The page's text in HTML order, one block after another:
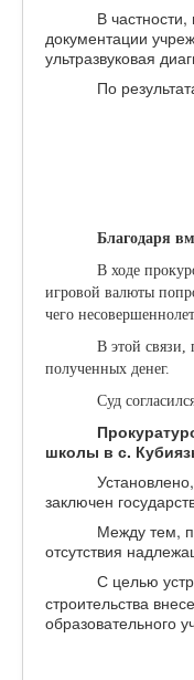
В
документации
ультразвуковая
По
Благодаря
В ходе
игровой валюты
чего
В этой связи,
полученных денег.
Суд
школы в с.
заключен
Между тем,
отсутствия
С целью
строительства
образовательного